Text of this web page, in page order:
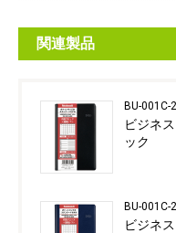
関連製品
BU-001C-
ビジネ
ック
BU-001C-
ビジネ